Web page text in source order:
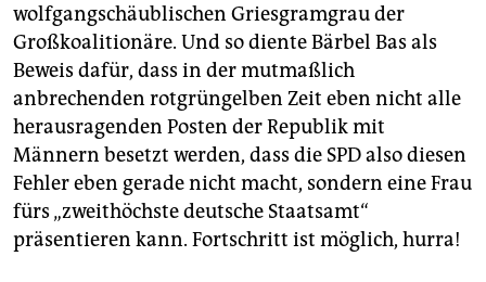
wolfgangschäublischen Griesgramgrau der
Großkoalitionäre. Und so diente Bärbel Bas als
Beweis dafür, dass in der mutmaßlich
anbrechenden rotgrüngelben Zeit eben nicht alle
herausragenden Posten der Republik mit
Männern besetzt werden, dass die SPD also diesen
Fehler eben gerade nicht macht, sondern eine Frau
fürs „zweithöchste deutsche Staatsamt“
präsentieren kann. Fortschritt ist möglich, hurra!